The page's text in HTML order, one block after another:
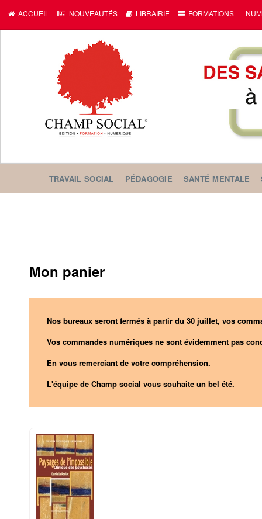
ACCUEIL NOUVEAUTÉS LIBRAIRIE FORMATIONS
TRAVAIL SOCIAL PÉDAGOGIE SANTÉ MENTALE
Mon panier
Nos bureaux seront fermés à partir du 30 juillet, vos
Vos commandes numériques ne sont évidemment pas
En vous remerciant de votre compréhension.
L'équipe de Champ social vous souhaite un bel été.